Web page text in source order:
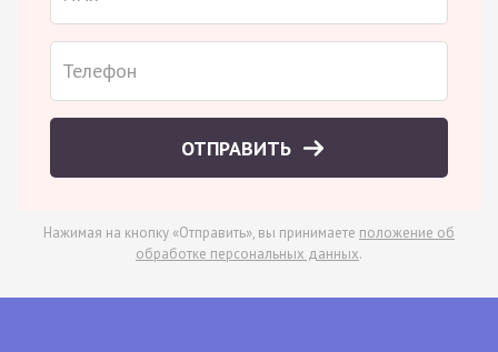
ОТПРАВИТЬ
Нажимая на кнопку «Отправить», вы принимаете положение об
обработке персональных данных.